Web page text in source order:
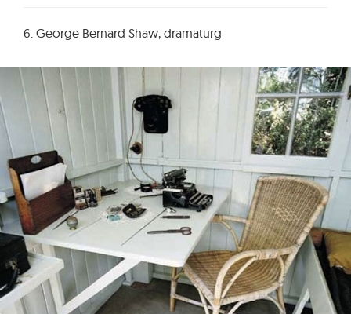
6. George Bernard Shaw, dramaturg